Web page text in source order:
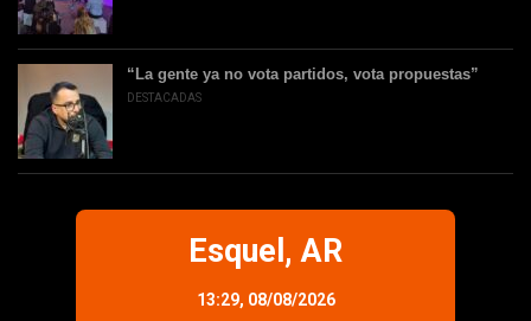
“La gente ya no vota partidos, vota propuestas”
DESTACADAS
Esquel, AR
13:29, 08/08/2026